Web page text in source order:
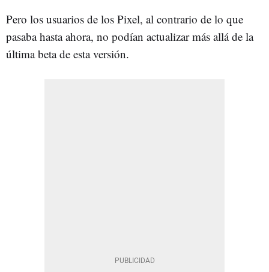
Pero los usuarios de los Pixel, al contrario de lo que
pasaba hasta ahora, no podían actualizar más allá de la
última beta de esta versión.